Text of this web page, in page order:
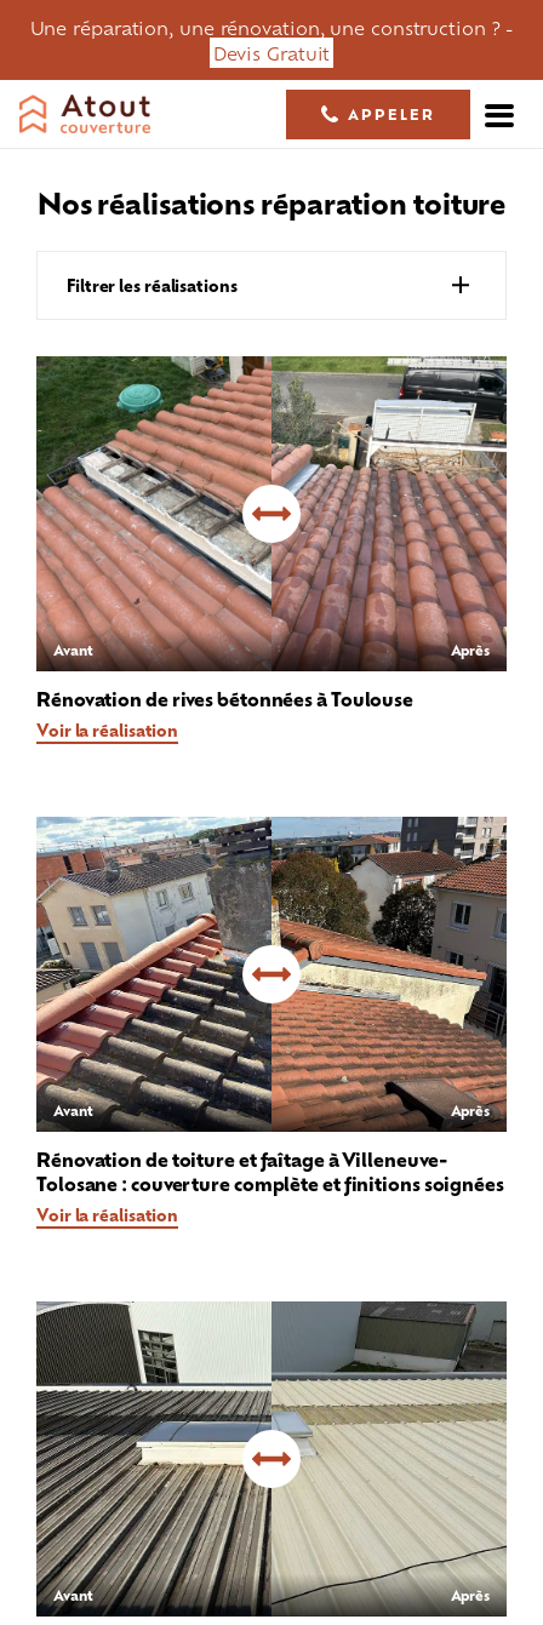
Une réparation, une rénovation, une construction ? -
Devis Gratuit
05 61 36 23 68
APPELER
nos réalisationsréparation toiture
Filtrer les réalisations
Avant Après
Rénovation de rives bétonnées à Toulouse
Voir la réalisation
Avant Après
Rénovation de toiture et faîtage à Villeneuve-
Tolosane : couverture complète et finitions soignées
Voir la réalisation
Avant Après